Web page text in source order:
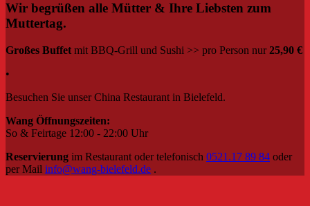
Wir begrüßen alle Mütter & Ihre Liebsten zum
Muttertag.
Großes Buffet mit BBQ-Grill und Sushi >> pro Person nur25,90 €
•
Besuchen Sie unser China Restaurant in Bielefeld.
Wang Öffnungszeiten:
So & Feirtage 12:00 - 22:00 Uhr
Reservierung im Restaurant oder telefonisch 0521.17 89 84 oder
per Mail info@wang-bielefeld.de .